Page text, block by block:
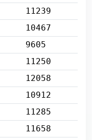
11239
10467
9605
11250
12058
10912
11285
11658